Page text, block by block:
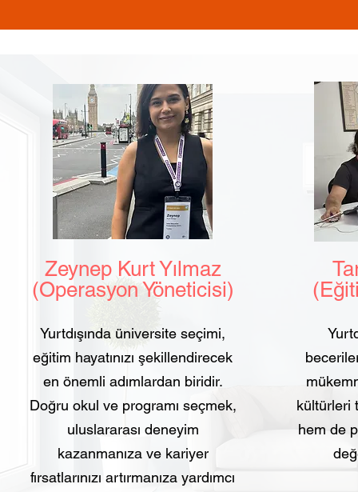
Zeynep Kurt Yılmaz
(Operasyon Yöneticisi)
Yurtdışında üniversite seçimi,
eğitim hayatınızı şekillendirecek
en önemli adımlardan biridir.
Doğru okul ve programı seçmek,
uluslararası deneyim
kazanmanıza ve kariyer
fırsatlarınızı artırmanıza yardımcı
kültürleri
hem de